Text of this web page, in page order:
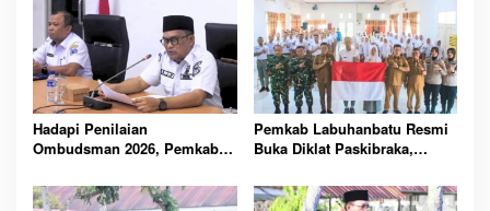
Hadapi Penilaian
Ombudsman 2026, Pemkab
OPD Berbenah
Pemkab Labuhanbatu Resmi
Buka Diklat Paskibraka,
Merah Putih 17 Agustus